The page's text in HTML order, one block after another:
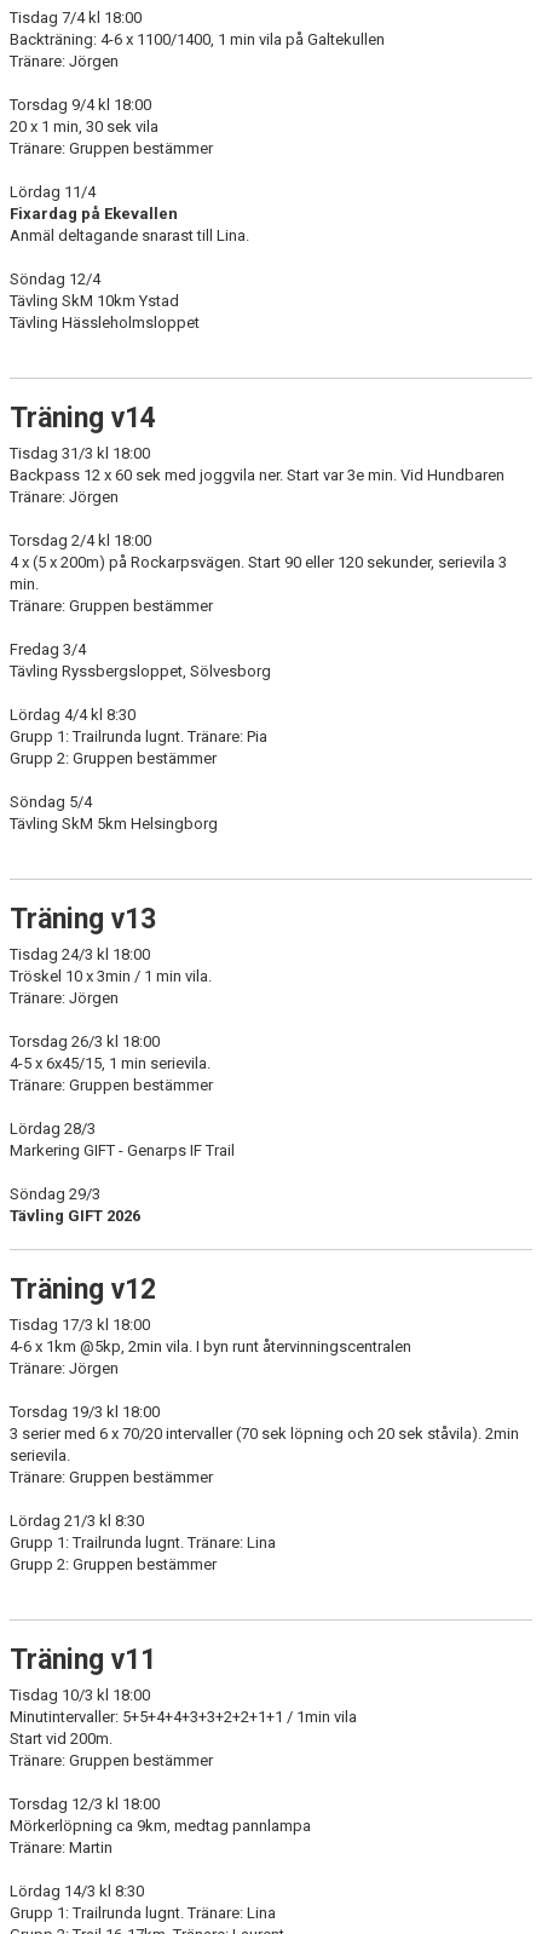
Tisdag 7/4 kl 18:00
Backträning: 4-6 x 1100/1400, 1 min vila på Galtekullen
Tränare: Jörgen
Torsdag 9/4 kl 18:00
20 x 1 min, 30 sek vila
Tränare: Gruppen bestämmer
Lördag 11/4
Fixardag på Ekevallen
Anmäl deltagande snarast till Lina.
Söndag 12/4
Tävling SkM 10km Ystad
Tävling Hässleholmsloppet
Träning v14
Tisdag 31/3 kl 18:00
Backpass 12 x 60 sek med joggvila ner. Start var 3e min. Vid Hundbaren
Tränare: Jörgen
Torsdag 2/4 kl 18:00
4 x (5 x 200m) på Rockarpsvägen. Start 90 eller 120 sekunder, serievila 3
min.
Tränare: Gruppen bestämmer
Fredag 3/4
Tävling Ryssbergsloppet, Sölvesborg
Lördag 4/4 kl 8:30
Grupp 1: Trailrunda lugnt. Tränare: Pia
Grupp 2: Gruppen bestämmer
Söndag 5/4
Tävling SkM 5km Helsingborg
Träning v13
Tisdag 24/3 kl 18:00
Tröskel 10 x 3min / 1 min vila.
Tränare: Jörgen
Torsdag 26/3 kl 18:00
4-5 x 6x45/15, 1 min serievila.
Tränare: Gruppen bestämmer
Lördag 28/3
Markering GIFT - Genarps IF Trail
Söndag 29/3
Tävling GIFT 2026
Träning v12
Tisdag 17/3 kl 18:00
4-6 x 1km @5kp, 2min vila. I byn runt återvinningscentralen
Tränare: Jörgen
Torsdag 19/3 kl 18:00
3 serier med 6 x 70/20 intervaller (70 sek löpning och 20 sek ståvila). 2min
serievila.
Tränare: Gruppen bestämmer
Lördag 21/3 kl 8:30
Grupp 1: Trailrunda lugnt. Tränare: Lina
Grupp 2: Gruppen bestämmer
Träning v11
Tisdag 10/3 kl 18:00
Minutintervaller: 5+5+4+4+3+3+2+2+1+1 / 1min vila
Start vid 200m.
Tränare: Gruppen bestämmer
Torsdag 12/3 kl 18:00
Mörkerlöpning ca 9km, medtag pannlampa
Tränare: Martin
Lördag 14/3 kl 8:30
Grupp 1: Trailrunda lugnt. Tränare: Lina